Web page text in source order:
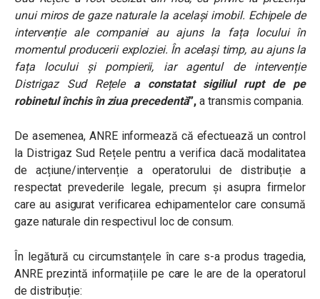
unui miros de gaze naturale la același imobil. Echipele de
intervenție ale companiei au ajuns la fața locului în
momentul producerii exploziei. În același timp, au ajuns la
fața locului și pompierii, iar agentul de intervenție
Distrigaz Sud Rețele a constatat sigiliul rupt de pe
robinetul închis în ziua precedentă”,a transmis compania.
De asemenea, ANRE informează că efectuează un control
la Distrigaz Sud Rețele pentru a verifica dacă modalitatea
de acțiune/intervenție a operatorului de distribuție a
respectat prevederile legale, precum și asupra firmelor
care au asigurat verificarea echipamentelor care consumă
gaze naturale din respectivul loc de consum.
În legătură cu circumstanțele în care s-a produs tragedia,
ANRE prezintă informațiile pe care le are de la operatorul
de distribuție: